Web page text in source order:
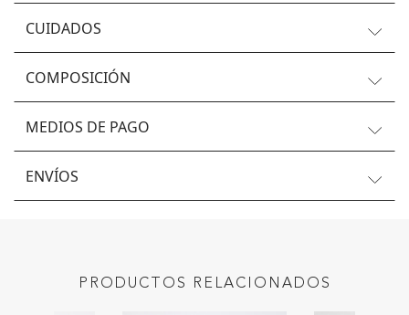
CUIDADOS
COMPOSICIÓN
MEDIOS DE PAGO
ENVÍOS
PRODUCTOS RELACIONADOS